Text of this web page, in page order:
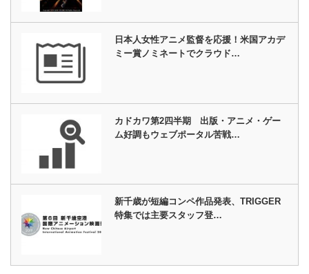
日本人女性アニメ監督を応援！米国アカデ
ミー賞ノミネートでクラウド…
カドカワ第2四半期 出版・アニメ・ゲー
ム好調もウェブポータル苦戦…
新千歳が短編コンペ作品発表、TRIGGER
特集では主要スタッフ登…